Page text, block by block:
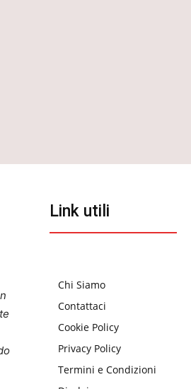
Link utili
Chi Siamo
Contattaci
Cookie Policy
Privacy Policy
Termini e Condizioni